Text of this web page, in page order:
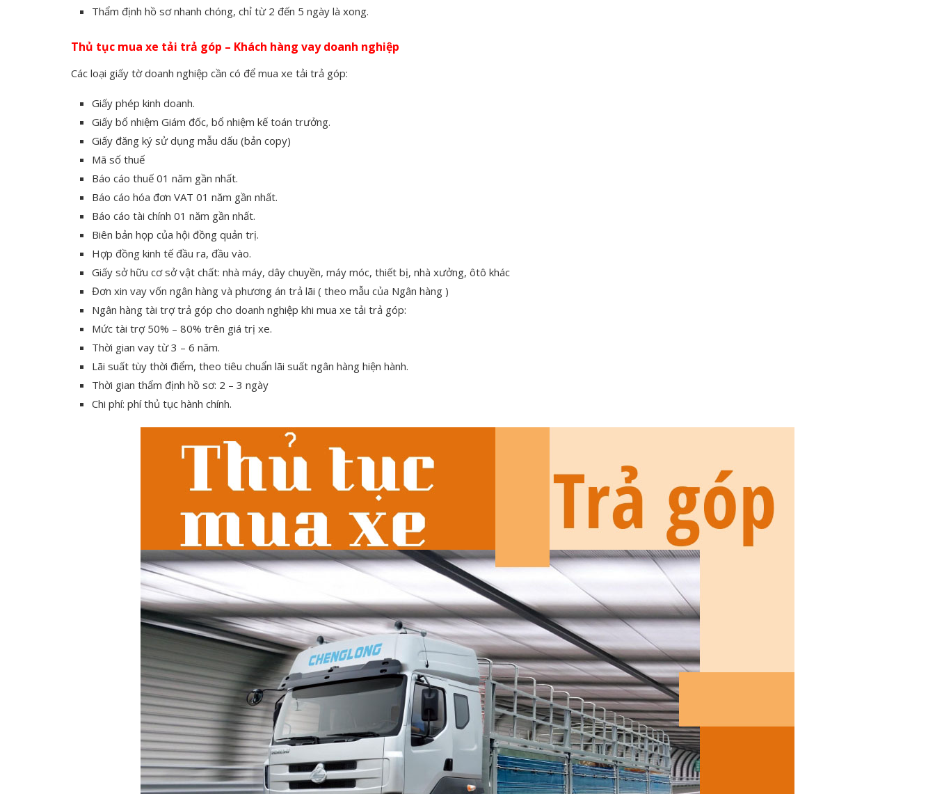
Thẩm định hồ sơ nhanh chóng, chỉ từ 2 đến 5 ngày là xong.
Thủ tục mua xe tải trả góp – Khách hàng vay doanh nghiệp
Các loại giấy tờ doanh nghiệp cần có để mua xe tải trả góp:
Giấy phép kinh doanh.
Giấy bổ nhiệm Giám đốc, bổ nhiệm kế toán trưởng.
Giấy đăng ký sử dụng mẫu dấu (bản copy)
Mã số thuế
Báo cáo thuế 01 năm gần nhất.
Báo cáo hóa đơn VAT 01 năm gần nhất.
Báo cáo tài chính 01 năm gần nhất.
Biên bản họp của hội đồng quản trị.
Hợp đồng kinh tế đầu ra, đầu vào.
Giấy sở hữu cơ sở vật chất: nhà máy, dây chuyền, máy móc, thiết bị, nhà xưởng, ôtô khác
Đơn xin vay vốn ngân hàng và phương án trả lãi ( theo mẫu của Ngân hàng )
Ngân hàng tài trợ trả góp cho doanh nghiệp khi mua xe tải trả góp:
Mức tài trợ 50% – 80% trên giá trị xe.
Thời gian vay từ 3 – 6 năm.
Lãi suất tùy thời điểm, theo tiêu chuẩn lãi suất ngân hàng hiện hành.
Thời gian thẩm định hồ sơ: 2 – 3 ngày
Chi phí: phí thủ tục hành chính.